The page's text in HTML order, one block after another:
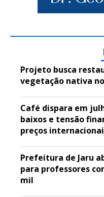
Projeto busca
vegetação nativa
Café dispara em
baixos e tensão
preços
Prefeitura de Jaru
para professores
mil